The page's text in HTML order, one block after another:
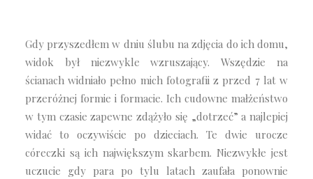
Gdy przyszedłem w dniu ślubu na zdjęcia do ich domu,
widok był niezwykle wzruszający. Wszędzie na
ścianach widniało pełno mich fotografii z przed 7 lat w
przeróżnej formie i formacie. Ich cudowne małżeństwo
w tym czasie zapewne zdążyło się „dotrzeć” a najlepiej
widać to oczywiście po dzieciach. Te dwie urocze
córeczki są ich największym skarbem. Niezwykłe jest
uczucie gdy para po tylu latach zaufała ponownie